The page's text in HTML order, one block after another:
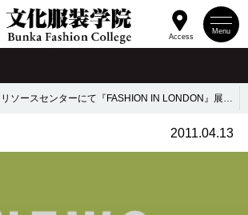
Menu
Access
学内・リソースセンターにて『FASHION IN LONDON』展 開催！
2011.04.13